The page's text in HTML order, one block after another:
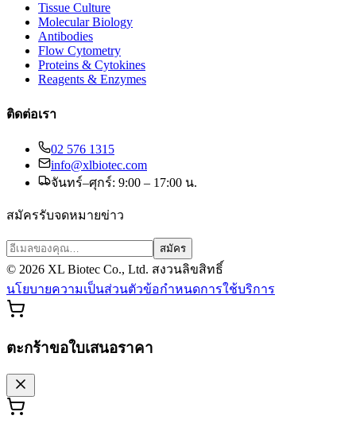
Tissue Culture
Molecular Biology
Antibodies
Flow Cytometry
Proteins & Cytokines
Reagents & Enzymes
ติดต่อเรา
02 576 1315
info@xlbiotec.com
จันทร์–ศุกร์: 9:00 – 17:00 น.
สมัครรับจดหมายข่าว
สมัคร
© 2026 XL Biotec Co., Ltd. สงวนลิขสิทธิ์
นโยบายความเป็นส่วนตัวข้อกำหนดการใช้บริการ
ตะกร้าขอใบเสนอราคา